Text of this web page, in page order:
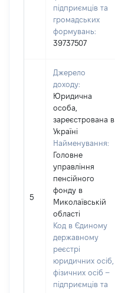
підприємців та
громадських
формувань:
39737507
5
Джерело
доходу:
Юридична
особа,
зареєстрована в
Україні
Найменування:
Головне
управління
пенсійного
фонду в
Миколаївській
області
Код в Єдиному
державному
реєстрі
юридичних осіб,
фізичних осіб –
підприємців та